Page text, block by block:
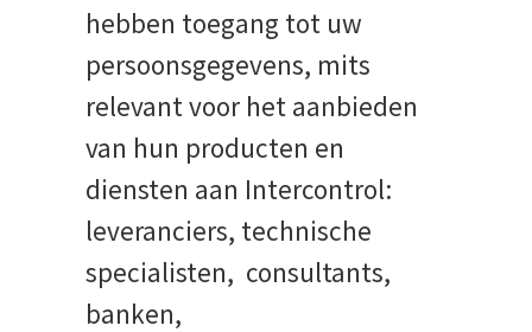
hebben toegang tot uw
persoonsgegevens, mits
relevant voor het aanbieden
van hun producten en
diensten aan Intercontrol:
leveranciers, technische
specialisten, consultants,
banken,